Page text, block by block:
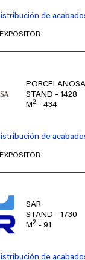
de
PORCELANOSA
STAND - 1428
M2- 434
de
SAR
STAND - 1730
M2- 91
de